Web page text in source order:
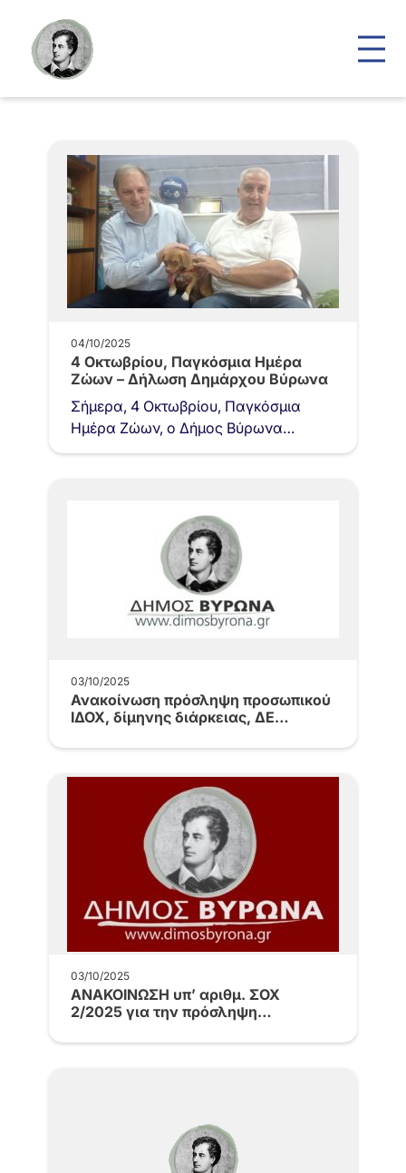
04/10/2025
4 Οκτωβρίου, Παγκόσμια Ημέρα
Ζώων – Δήλωση Δημάρχου Βύρωνα
Σήμερα, 4 Οκτωβρίου, Παγκόσμια
Ημέρα Ζώων, ο Δήμος Βύρωνα
υπενθυμίζει ότι ο σεβασμός και η
03/10/2025
Ανακοίνωση πρόσληψη προσωπικού
ΙΔΟΧ, δίμηνης διάρκειας, ΔΕ
03/10/2025
ΑΝΑΚΟΙΝΩΣΗ υπ’ αριθμ. ΣΟΧ
2/2025 για την πρόσληψη